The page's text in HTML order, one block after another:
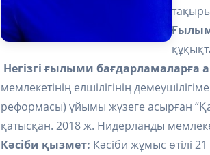
Негізгі ғылыми бағдарламаларға
мемлекетінің елшілігінің
реформасы) ұйымы жүзеге асырған
қатысқан. 2018 ж. Нидерланды
Кәсіби қызмет: Кәсіби жұмыс өтілі